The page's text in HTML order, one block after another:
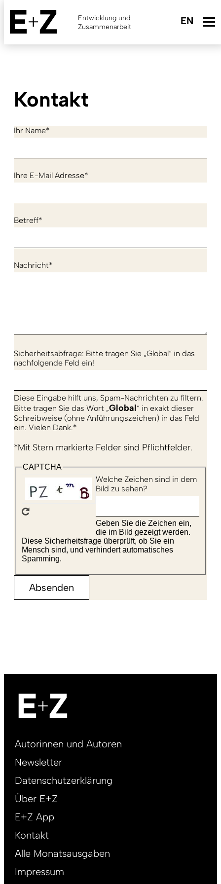
Skip
main
content
Entwicklung und
Zusammenarbeit
Kontakt
Ihr Name*
Ihre E-Mail Adresse*
Betreff*
Nachricht*
Sicherheitsabfrage: Bitte tragen Sie „Global“ in das
nachfolgende Feld ein!
Diese Eingabe hilft uns, Spam-Nachrichten zu filtern.
Bitte tragen Sie das Wort „Global“ in exakt dieser
Schreibweise (ohne Anführungszeichen) in das Feld
ein. Vielen Dank.*
*Mit Stern markierte Felder sind Pflichtfelder.
CAPTCHA
Welche Zeichen sind in dem
Bild zu sehen?
Geben Sie die Zeichen ein,
die im Bild gezeigt werden.
Diese Sicherheitsfrage überprüft, ob Sie ein
Mensch sind, und verhindert automatisches
Spamming.
Footer
DE
Autorinnen und Autoren
Newsletter
Datenschutzerklärung
Über E+Z
E+Z App
Kontakt
Alle Monatsausgaben
Impressum